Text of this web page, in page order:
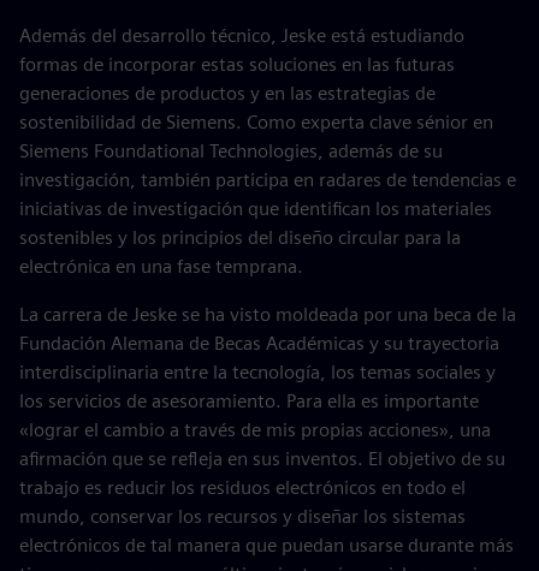
Además del desarrollo técnico, Jeske está estudiando
formas de incorporar estas soluciones en las futuras
generaciones de productos y en las estrategias de
sostenibilidad de Siemens. Como experta clave sénior en
Siemens Foundational Technologies, además de su
investigación, también participa en radares de tendencias e
iniciativas de investigación que identifican los materiales
sostenibles y los principios del diseño circular para la
electrónica en una fase temprana.
La carrera de Jeske se ha visto moldeada por una beca de la
Fundación Alemana de Becas Académicas y su trayectoria
interdisciplinaria entre la tecnología, los temas sociales y
los servicios de asesoramiento. Para ella es importante
«lograr el cambio a través de mis propias acciones», una
afirmación que se refleja en sus inventos. El objetivo de su
trabajo es reducir los residuos electrónicos en todo el
mundo, conservar los recursos y diseñar los sistemas
electrónicos de tal manera que puedan usarse durante más